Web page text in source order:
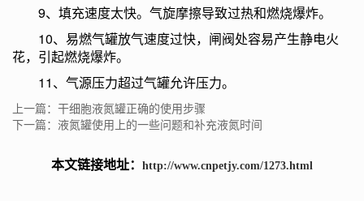
9、填充速度太快。气旋摩擦导致过热和燃烧爆炸。
10、易燃气罐放气速度过快，闸阀处容易产生静电火
花，引起燃烧爆炸。
11、气源压力超过气罐允许压力。
上一篇：干细胞液氮罐正确的使用步骤
下一篇：液氮罐使用上的一些问题和补充液氮时间
本文链接地址： http://www.cnpetjy.com/1273.html